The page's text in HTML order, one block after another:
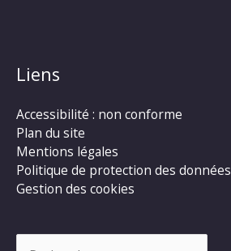
Liens
Accessibilité : non conforme
Plan du site
Mentions légales
Politique de protection des données
Gestion des cookies